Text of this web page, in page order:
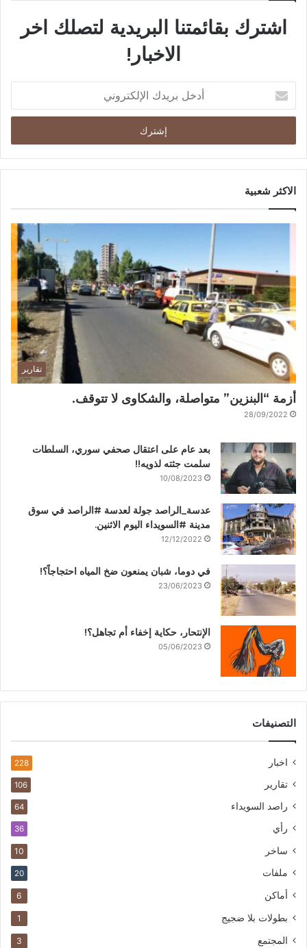
اشترك بقائمتنا البريدية لتصلك اخر
الاخبار!
الاكثر شعبية
تقارير
أزمة “البنزين” متواصلة، والشكاوى لا تتوقف.
28/09/2022
بعد عام على اعتقال صحفي سوري، السلطات
سلمت جثته لذويه!!
10/08/2023
عدسة_الراصد جولة لعدسة #الراصد في سوق
مدينة #السويداء اليوم الاثنين.
12/12/2022
في دوما، شبان يمنعون ضخ المياه احتجاجاً؟!
23/06/2023
الإنتحار، حكاية إخفاء أم تجاهل؟!
05/06/2023
التصنيفات
اخبار 228
تقارير 106
راصد السويداء 64
رأي 36
ساخر 10
ملفات 20
أماكن 6
بطولات بلا ضجيج 1
المجتمع 3